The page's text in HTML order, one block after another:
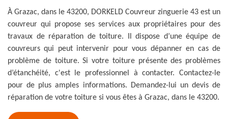
À Grazac, dans le 43200, DORKELD Couvreur zinguerie 43 est un
couvreur qui propose ses services aux propriétaires pour des
travaux de réparation de toiture. Il dispose d’une équipe de
couvreurs qui peut intervenir pour vous dépanner en cas de
problème de toiture. Si votre toiture présente des problèmes
d’étanchéité, c'est le professionnel à contacter. Contactez-le
pour de plus amples informations. Demandez-lui un devis de
réparation de votre toiture si vous êtes à Grazac, dans le 43200.